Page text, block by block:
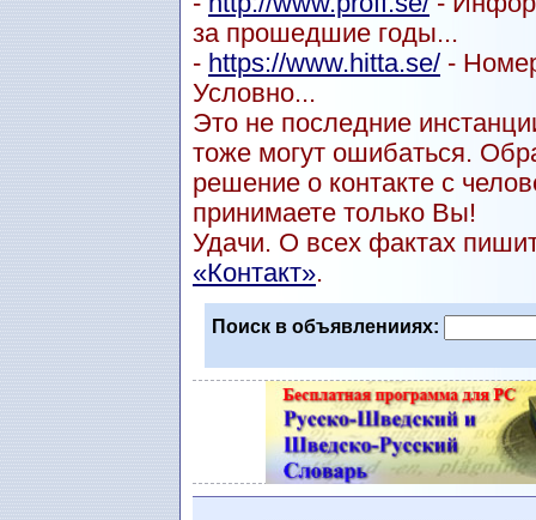
за прошедшие годы...
- https://www.hitta.se/ -
Условно...
Это не последние
тоже могут ошибаться.
решение о контакте с
принимаете только Вы!
Удачи. О всех фактах
«Контакт».
Поиск в объявленииях: